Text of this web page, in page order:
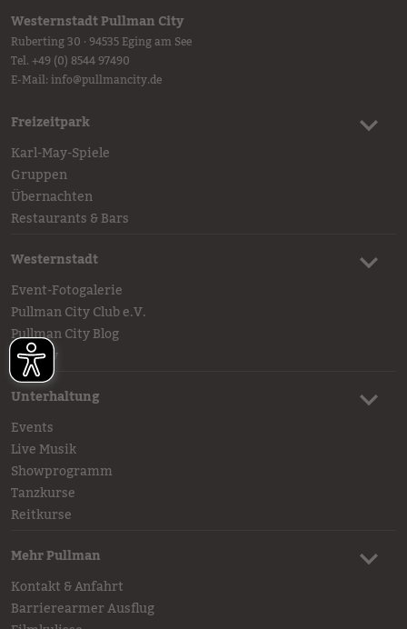
Westernstadt Pullman City
Ruberting 30 · 94535 Eging am See
Tel. +49 (0) 8544 97490
E-Mail:info@pullmancity.de
Freizeitpark
Karl-May-Spiele
Gruppen
Übernachten
Restaurants & Bars
Westernstadt
Event-Fotogalerie
Pullman City Club e.V.
Pullman City Blog
History
Unterhaltung
Events
Live Musik
Showprogramm
Tanzkurse
Reitkurse
Mehr Pullman
Kontakt & Anfahrt
Barrierearmer Ausflug